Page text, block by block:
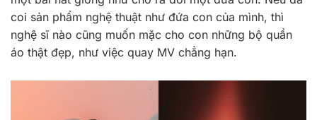
coi sản phẩm nghệ thuật như đứa con của mình, thì
nghệ sĩ nào cũng muốn mặc cho con những bộ quần
áo thật đẹp, như việc quay MV chẳng hạn.